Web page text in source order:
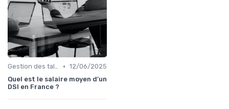
Gestion des talents IT • 12/06/2025
Quel est le salaire moyen d'un
DSI en France ?